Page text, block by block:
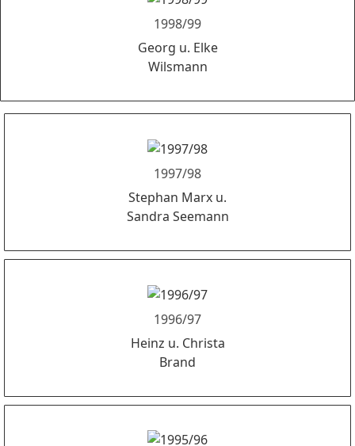
1998/99
Georg u. Elke
Wilsmann
1997/98
Stephan Marx u.
Sandra Seemann
1996/97
Heinz u. Christa
Brand